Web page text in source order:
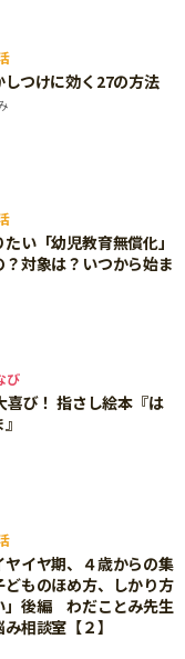
つけに効く27の方法
い「幼児教育無償化」
？対象は？いつから始ま
び
喜び！ 指さし絵本『は
ヤイヤ期、４歳からの集
ものほめ方、しかり方
」後編 わだことみ先生
相談室【２】